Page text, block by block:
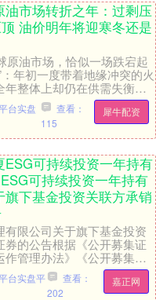
油市场转折之年：过剩压
油价明年将迎寒冬还是
原油市场，恰似一场跌宕起
：年初一度带着地缘冲突的火
年整体上却仍在供需失衡的
行。 展望2026年，原油市场
犀牛配资
台实盘
查看：
115
ESG可持续投资一年持有
可持续投资一年持有
旗下基金投资关联方承销
有限公司关于旗下基金投资
券的公告根据《公开募集证
作管理办法》《公开募集证
息披露管理办法》及相关法
金基....
嘉正网
台实盘平
查看：
202